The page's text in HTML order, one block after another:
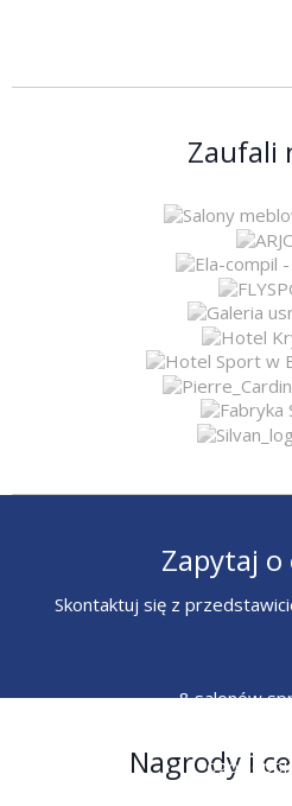
Zaufali
Zapytaj
Skontaktuj się z
8 salonów
Nagrody i